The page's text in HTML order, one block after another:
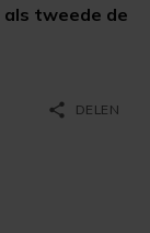
tweede de
share DELEN